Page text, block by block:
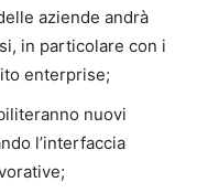
aziende andrà
in particolare con i
enterprise;
nuovi
l’interfaccia